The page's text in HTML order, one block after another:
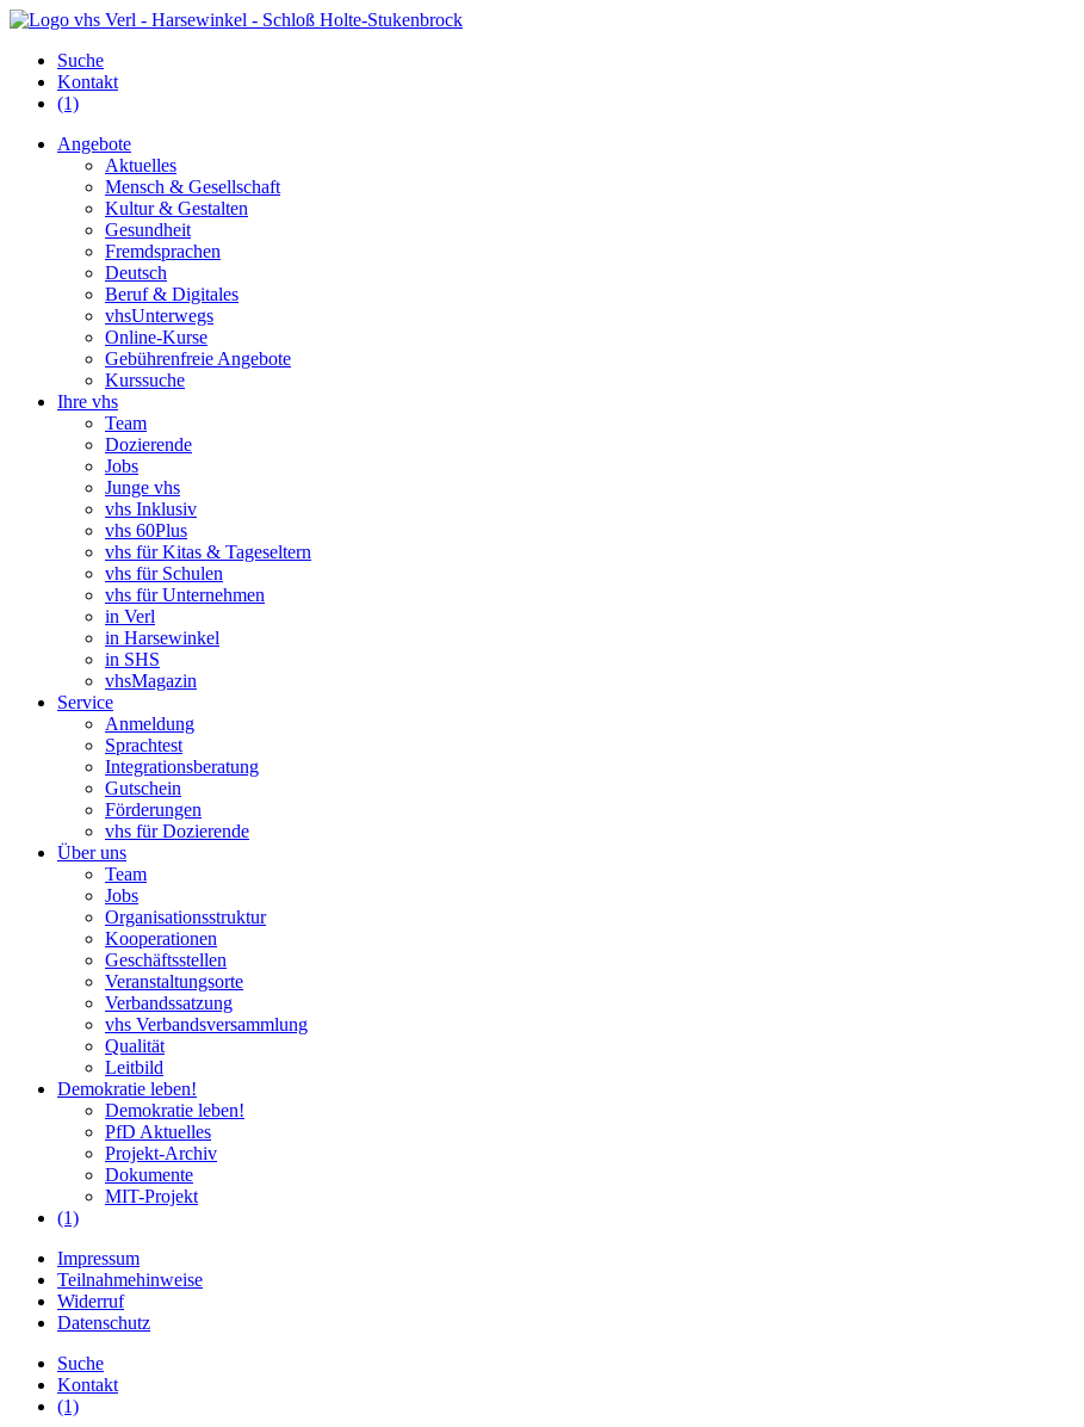
Suche
Kontakt
(1)
Angebote
Aktuelles
Mensch & Gesellschaft
Kultur & Gestalten
Gesundheit
Fremdsprachen
Deutsch
Beruf & Digitales
vhsUnterwegs
Online-Kurse
Gebührenfreie Angebote
Kurssuche
Ihre vhs
Team
Dozierende
Jobs
Junge vhs
vhs Inklusiv
vhs 60Plus
vhs für Kitas & Tageseltern
vhs für Schulen
vhs für Unternehmen
in Verl
in Harsewinkel
in SHS
vhsMagazin
Service
Anmeldung
Sprachtest
Integrationsberatung
Gutschein
Förderungen
vhs für Dozierende
Über uns
Team
Jobs
Organisationsstruktur
Kooperationen
Geschäftsstellen
Veranstaltungsorte
Verbandssatzung
vhs Verbandsversammlung
Qualität
Leitbild
Demokratie leben!
Demokratie leben!
PfD Aktuelles
Projekt-Archiv
Dokumente
MIT-Projekt
(1)
Impressum
Teilnahmehinweise
Widerruf
Datenschutz
Suche
Kontakt
(1)